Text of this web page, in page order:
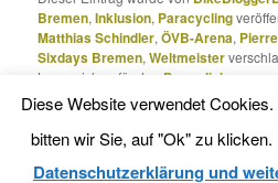
Bremen,Inklusion, Paracycling
Matthias Schindler,ÖVB-Arena,
Sixdays Bremen,Weltmeister
Lesezeichen für denPermalink
Datenschutzerklärung Stolz
Diese Website verwendet
bitten wir Sie, auf "Ok" zu klicken.
Datenschutzerklärung und